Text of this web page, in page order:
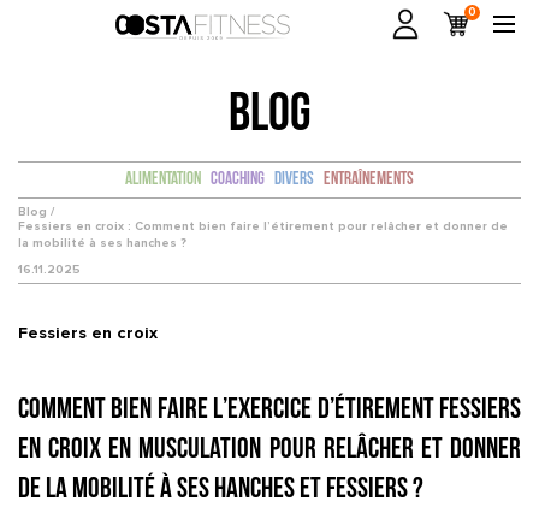
0
BLOG
Alimentation Coaching Divers Entraînements
Blog /
Fessiers en croix : Comment bien faire l’étirement pour relâcher et donner de
la mobilité à ses hanches ?
16.11.2025
Fessiers en croix
Comment bien faire l’exercice d’étirement Fessiers
en croix en musculation pour relâcher et donner
de la mobilité à ses hanches et fessiers ?